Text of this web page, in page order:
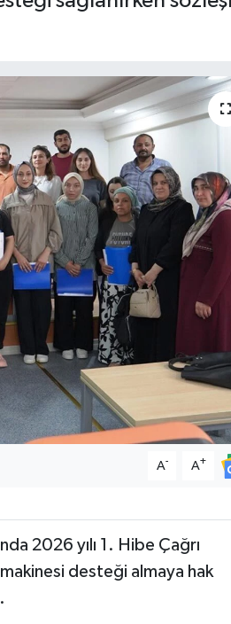
A- A+
2026 yılı 1. Hibe Çağrı
desteği almaya hak